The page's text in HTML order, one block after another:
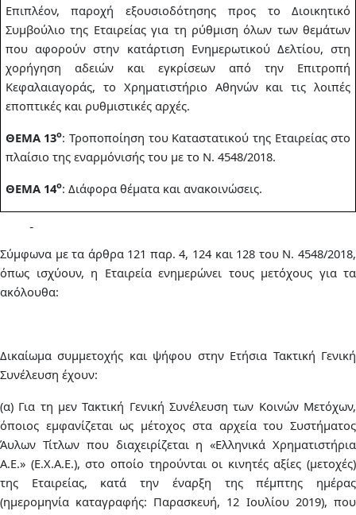
Επιπλέον, παροχή εξουσιοδότησης προς το Διοικητικό
Συμβούλιο της Εταιρείας για τη ρύθμιση όλων των θεμάτων
που αφορούν στην κατάρτιση Ενημερωτικού Δελτίου, στη
χορήγηση αδειών και εγκρίσεων από την Επιτροπή
Κεφαλαιαγοράς, το Χρηματιστήριο Αθηνών και τις λοιπές
εποπτικές και ρυθμιστικές αρχές.
ΘΕΜΑ 13ο: Τροποποίηση του Καταστατικού της Εταιρείας στο
πλαίσιο της εναρμόνισής του με το Ν. 4548/2018.
ΘΕΜΑ 14ο: Διάφορα θέματα και ανακοινώσεις.
Σύμφωνα με τα άρθρα 121 παρ. 4, 124 και 128 του Ν. 4548/2018,
όπως ισχύουν, η Εταιρεία ενημερώνει τους μετόχους για τα
ακόλουθα:
Δικαίωμα συμμετοχής και ψήφου στην Ετήσια Τακτική Γενική
Συνέλευση έχουν:
(α) Για τη μεν Τακτική Γενική Συνέλευση των Κοινών Μετόχων,
όποιος εμφανίζεται ως μέτοχος στα αρχεία του Συστήματος
Άυλων Τίτλων που διαχειρίζεται η «Ελληνικά Χρηματιστήρια
Α.Ε.» (Ε.Χ.Α.Ε.), στο οποίο τηρούνται οι κινητές αξίες (μετοχές)
της Εταιρείας, κατά την έναρξη της πέμπτης ημέρας
(ημερομηνία καταγραφής: Παρασκευή, 12 Ιουλίου 2019), που